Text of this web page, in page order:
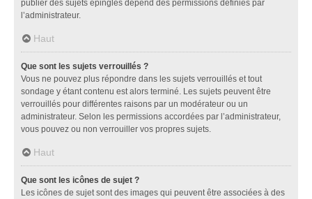
publier des sujets épinglés dépend des permissions définies par
l’administrateur.
Haut
Que sont les sujets verrouillés ?
Vous ne pouvez plus répondre dans les sujets verrouillés et tout
sondage y étant contenu est alors terminé. Les sujets peuvent être
verrouillés pour différentes raisons par un modérateur ou un
administrateur. Selon les permissions accordées par l’administrateur,
vous pouvez ou non verrouiller vos propres sujets.
Haut
Que sont les icônes de sujet ?
Les icônes de sujet sont des images qui peuvent être associées à des